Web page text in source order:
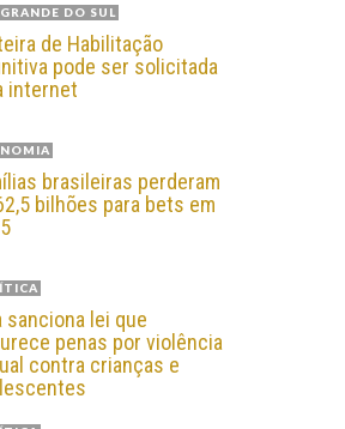
DO SUL
de Habilitação
pode ser solicitada
internet
brasileiras perderam
bilhões para bets em
sanciona lei que
penas por violência
contra crianças e